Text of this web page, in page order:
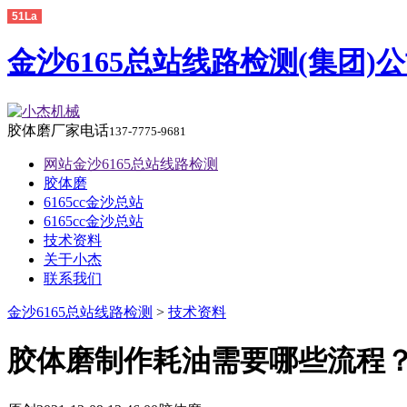
51La
金沙6165总站线路检测(集团)
胶体磨厂家电话137-7775-9681
网站金沙6165总站线路检测
胶体磨
6165cc金沙总站
6165cc金沙总站
技术资料
关于小杰
联系我们
金沙6165总站线路检测 > 技术资料
胶体磨制作耗油需要哪些流程？